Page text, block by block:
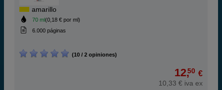
amarillo
70 ml(0,18 € por ml)
6.000 páginas
(10 / 2 opiniones)
12,50 €
10,33 € iva ex